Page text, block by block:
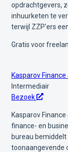
opdrachtgevers,
inhuurketen te
terwijl ZZP'ers
Gratis voor
Kasparov Finance
Intermediair
Bezoek
Kasparov
finance- en
bureau
toonaangevende